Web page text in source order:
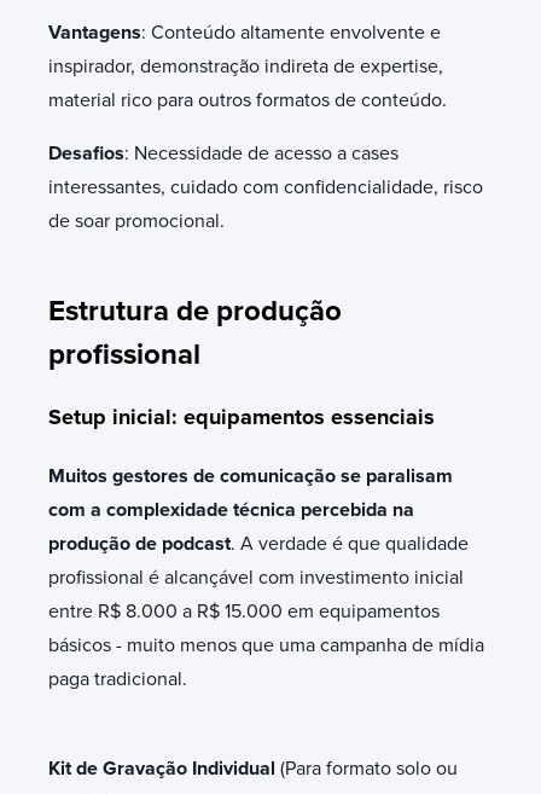
Vantagens: Conteúdo altamente envolvente e
inspirador, demonstração indireta de expertise,
material rico para outros formatos de conteúdo.
Desafios: Necessidade de acesso a cases
interessantes, cuidado com confidencialidade, risco
de soar promocional.
Estrutura de produção
profissional
Setup inicial: equipamentos essenciais
Muitos gestores de comunicação se paralisam
com a complexidade técnica percebida na
produção de podcast. A verdade é que qualidade
profissional é alcançável com investimento inicial
entre R$ 8.000 a R$ 15.000 em equipamentos
básicos - muito menos que uma campanha de mídia
paga tradicional.
Kit de Gravação Individual (Para formato solo ou